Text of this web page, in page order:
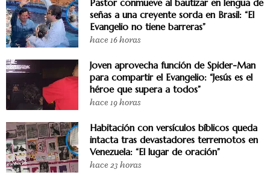
Pastor conmueve al bautizar en lengua de
señas a una creyente sorda en Brasil: “El
Evangelio no tiene barreras”
hace 16 horas
Joven aprovecha función de Spider-Man
para compartir el Evangelio: “Jesús es el
héroe que supera a todos”
hace 19 horas
Habitación con versículos bíblicos queda
intacta tras devastadores terremotos en
Venezuela: “El lugar de oración”
hace 23 horas